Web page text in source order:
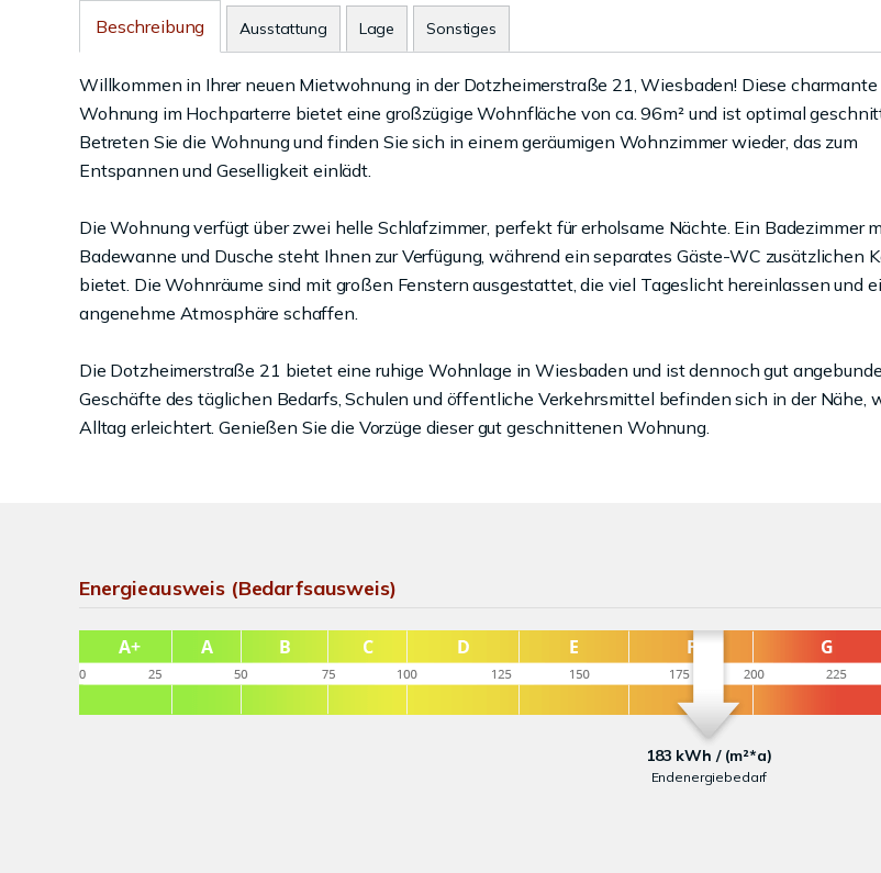
Beschreibung Ausstattung Lage Sonstiges
Willkommen in Ihrer neuen Mietwohnung in der Dotzheimerstraße 21, Wiesbaden! Diese charmante
Wohnung im Hochparterre bietet eine großzügige Wohnfläche von ca. 96m² und ist optimal
Betreten Sie die Wohnung und finden Sie sich in einem geräumigen Wohnzimmer wieder, das zum
Entspannen und Geselligkeit einlädt.
Die Wohnung verfügt über zwei helle Schlafzimmer, perfekt für erholsame Nächte. Ein Badezimmer
Badewanne und Dusche steht Ihnen zur Verfügung, während ein separates Gäste-WC zusätzlichen
bietet. Die Wohnräume sind mit großen Fenstern ausgestattet, die viel Tageslicht hereinlassen und
angenehme Atmosphäre schaffen.
Die Dotzheimerstraße 21 bietet eine ruhige Wohnlage in Wiesbaden und ist dennoch gut
Geschäfte des täglichen Bedarfs, Schulen und öffentliche Verkehrsmittel befinden sich in der Nähe,
Alltag erleichtert. Genießen Sie die Vorzüge dieser gut geschnittenen Wohnung.
Energieausweis (Bedarfsausweis)
183 kWh / (m²*a)
Endenergiebedarf